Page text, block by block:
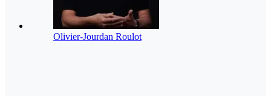
Olivier-Jourdan Roulot